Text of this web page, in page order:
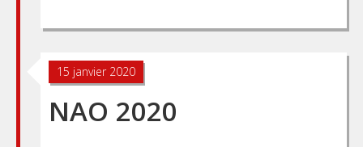
15 janvier 2020
NAO 2020